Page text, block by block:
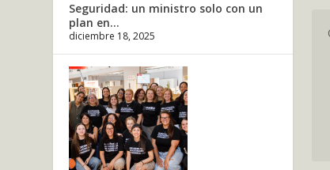
Seguridad: un ministro solo con un
plan en...
diciembre 18, 2025